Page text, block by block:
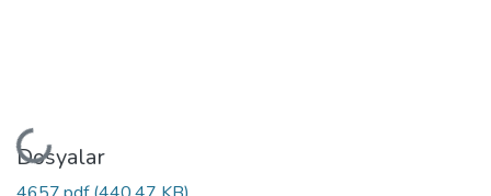
Yükleniyor...
Dosyalar